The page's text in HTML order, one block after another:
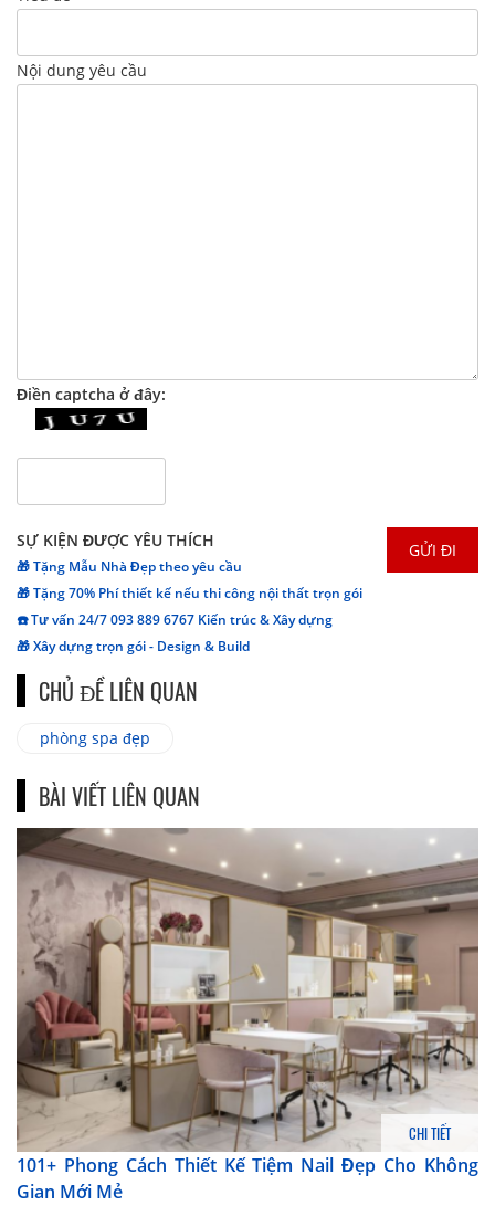
Nội dung yêu cầu
Điền captcha ở đây:
SỰ KIỆN ĐƯỢC YÊU THÍCH
🎁 Tặng Mẫu Nhà Đẹp theo yêu cầu
🎁 Tặng 70% Phí thiết kế nếu thi công nội thất trọn gói
☎️ Tư vấn 24/7 093 889 6767 Kiến trúc & Xây dựng
🎁 Xây dựng trọn gói - Design & Build
CHỦ ĐỀ LIÊN QUAN
phòng spa đẹp
BÀI VIẾT LIÊN QUAN
CHI TIẾT
101+ Phong Cách Thiết Kế Tiệm Nail Đẹp Cho Không
Gian Mới Mẻ